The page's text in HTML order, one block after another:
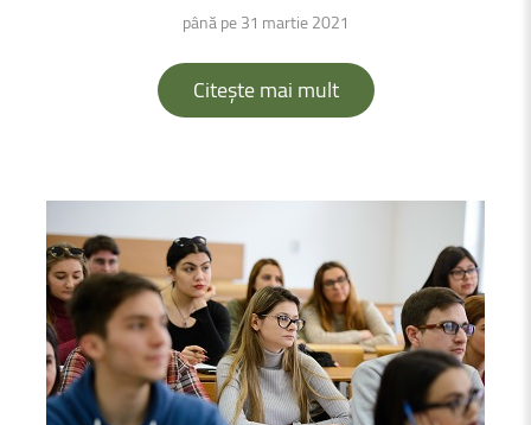
până pe 31 martie 2021
Citește mai mult